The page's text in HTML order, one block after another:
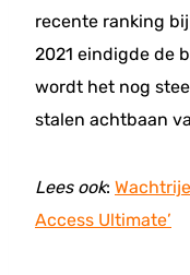
recente ranking
2021 eindigde de
wordt het nog
stalen achtbaan
Lees ook:
Access Ultimate’